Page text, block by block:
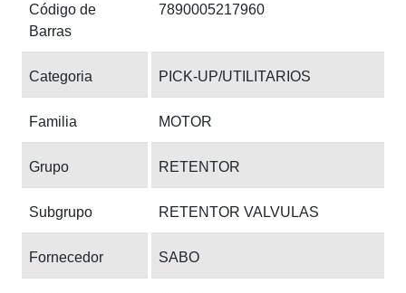
Código de
Barras
7890005217960
Categoria PICK-UP/UTILITARIOS
Familia MOTOR
Grupo RETENTOR
Subgrupo RETENTOR VALVULAS
Fornecedor SABO